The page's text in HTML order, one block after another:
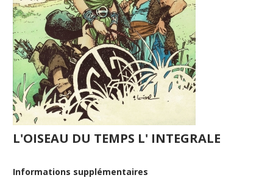
L'OISEAU DU TEMPS L' INTEGRALE
Informations supplémentaires